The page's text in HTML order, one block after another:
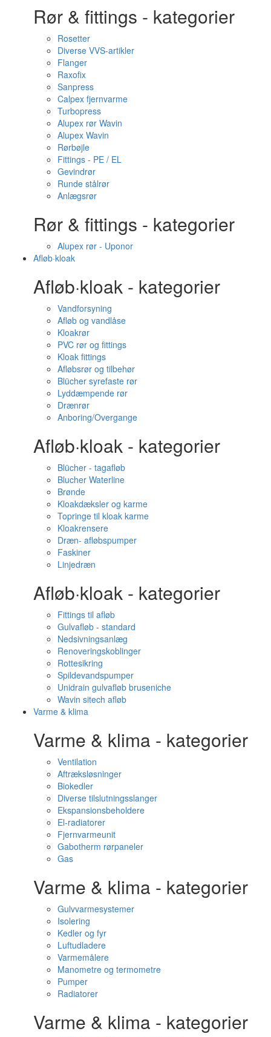
Rør & fittings - kategorier
Rosetter
Diverse VVS-artikler
Flanger
Raxofix
Sanpress
Calpex fjernvarme
Turbopress
Alupex rør Wavin
Alupex Wavin
Rørbøjle
Fittings - PE / EL
Gevindrør
Runde stålrør
Anlægsrør
Rør & fittings - kategorier
Alupex rør - Uponor
Afløb·kloak
Afløb·kloak - kategorier
Vandforsyning
Afløb og vandlåse
Kloakrør
PVC rør og fittings
Kloak fittings
Afløbsrør og tilbehør
Blücher syrefaste rør
Lyddæmpende rør
Drænrør
Anboring/Overgange
Afløb·kloak - kategorier
Blücher - tagafløb
Blucher Waterline
Brønde
Kloakdæksler og karme
Topringe til kloak karme
Kloakrensere
Dræn- afløbspumper
Faskiner
Linjedræn
Afløb·kloak - kategorier
Fittings til afløb
Gulvafløb - standard
Nedsivningsanlæg
Renoveringskoblinger
Rottesikring
Spildevandspumper
Unidrain gulvafløb bruseniche
Wavin sitech afløb
Varme & klima
Varme & klima - kategorier
Ventilation
Aftræksløsninger
Biokedler
Diverse tilslutningsslanger
Ekspansionsbeholdere
El-radiatorer
Fjernvarmeunit
Gabotherm rørpaneler
Gas
Varme & klima - kategorier
Gulvvarmesystemer
Isolering
Kedler og fyr
Luftudladere
Varmemålere
Manometre og termometre
Pumper
Radiatorer
Varme & klima - kategorier